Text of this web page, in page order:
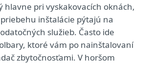
hlavne pri vyskakovacích oknách,
inštalácie pýtajú na
služieb. Často ide
ktoré vám po nainštalovaní
zbytočnosťami. V horšom